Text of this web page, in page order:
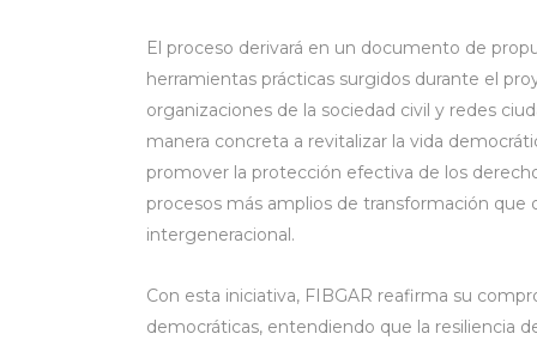
El proceso derivará en un documento de
herramientas prácticas surgidos durante el
organizaciones de la sociedad civil y redes
manera concreta a revitalizar la vida
promover la protección efectiva de los
procesos más amplios de transformación
intergeneracional.
Con esta iniciativa, FIBGAR reafirma su
democráticas, entendiendo que la resiliencia